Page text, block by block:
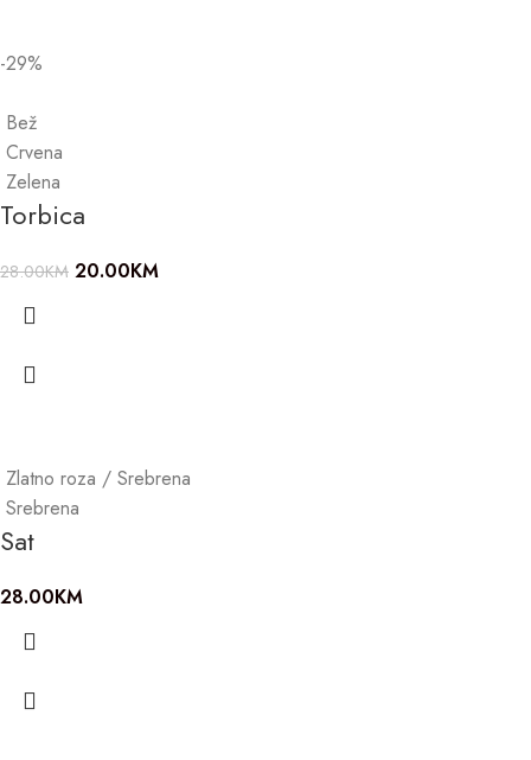
-29%
Bež
Crvena
Zelena
Torbica
28.00KM 20.00KM
Zlatno roza / Srebrena
Srebrena
Sat
28.00KM